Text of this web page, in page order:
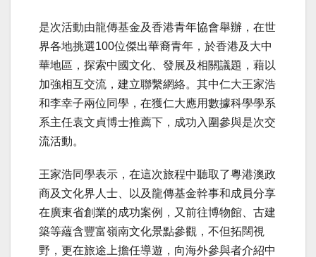
是次活動由龍傳基金及香港青年協會舉辦，在世
界各地挑選100位傑出華裔青年，於香港及大中
華地區，探索中國文化、發展及相關議題，藉以
加強相互交流，建立聯繫網絡。其中仁大王家浩
和李幸子兩位同學，在獲仁大應用數據科學學系
系主任袁文貞博士推薦下，成功入圍參與是次交
流活動。
王家浩同學表示，在這次旅程中聽取了粵港澳政
商及文化界人士、以及龍傳基金幹事和成員分享
在廣東省創業的成功案例，又前往博物館、古建
築等蘊含豐富嶺南文化景點參觀，不但拓闊視
野，更在旅途上擔任導遊，向海外參與者介紹中